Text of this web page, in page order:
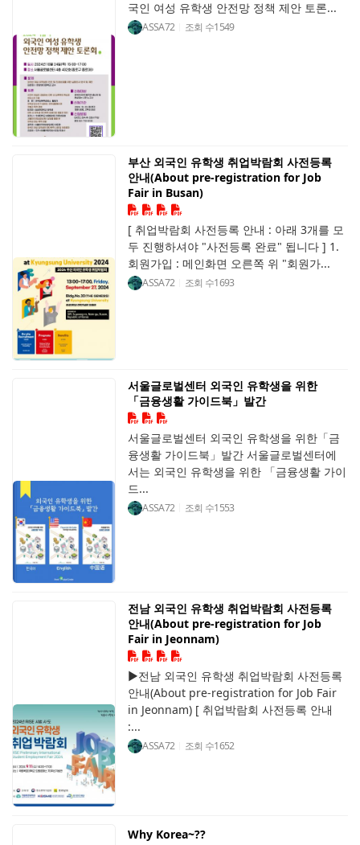
국인 여성 유학생 안전망 정책 제안 토론...
ASSA72 조회 수1549
부산 외국인 유학생 취업박람회 사전등록
안내(About pre-registration for Job
Fair in Busan)
[ 취업박람회 사전등록 안내 : 아래 3개를 모
두 진행하셔야 "사전등록 완료" 됩니다 ] 1.
회원가입 : 메인화면 오른쪽 위 "회원가...
ASSA72 조회 수1693
서울글로벌센터 외국인 유학생을 위한
「금융생활 가이드북」발간
서울글로벌센터 외국인 유학생을 위한「금
융생활 가이드북」발간 서울글로벌센터에
서는 외국인 유학생을 위한 「금융생활 가이
드...
ASSA72 조회 수1553
전남 외국인 유학생 취업박람회 사전등록
안내(About pre-registration for Job
Fair in Jeonnam)
▶전남 외국인 유학생 취업박람회 사전등록
안내(About pre-registration for Job Fair
in Jeonnam) [ 취업박람회 사전등록 안내
:...
ASSA72 조회 수1652
Why Korea~??